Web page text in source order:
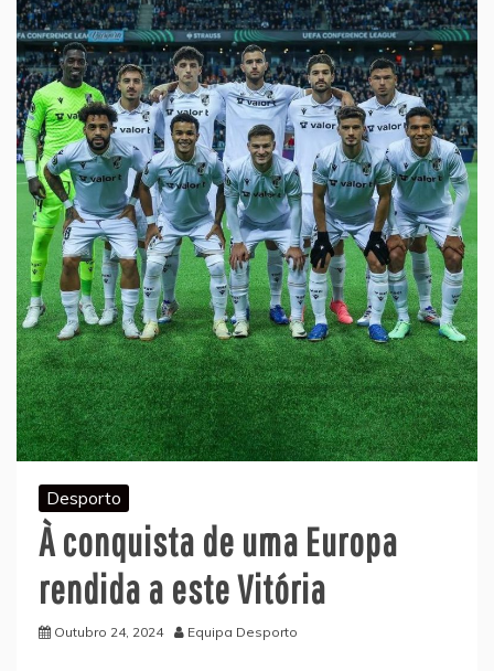
Desporto
À conquista de uma Europa
rendida a este Vitória
Outubro 24, 2024 Equipa Desporto